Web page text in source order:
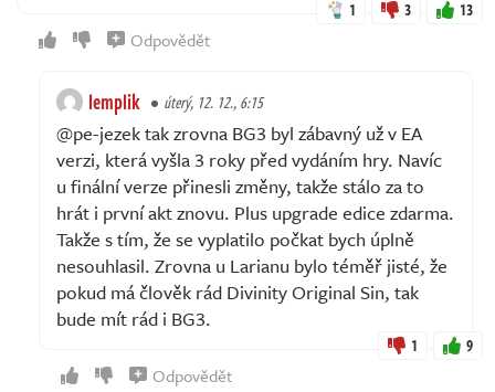
1 3 13
Odpovědět
lemplik úterý, 12. 12., 6:15
@pe-jezek tak zrovna BG3 byl zábavný už v EA
verzi, která vyšla 3 roky před vydáním hry. Navíc
u finální verze přinesli změny, takže stálo za to
hrát i první akt znovu. Plus upgrade edice zdarma.
Takže s tím, že se vyplatilo počkat bych úplně
nesouhlasil. Zrovna u Larianu bylo téměř jisté, že
pokud má člověk rád Divinity Original Sin, tak
bude mít rád i BG3.
1 9
Odpovědět